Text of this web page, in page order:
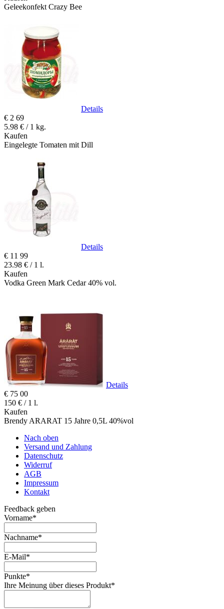
Geleekonfekt Crazy Bee
Details
€ 2 69
5.98 € / 1 kg.
Kaufen
Eingelegte Tomaten mit Dill
Details
€ 11 99
23.98 € / 1 l.
Kaufen
Vodka Green Mark Cedar 40% vol.
Details
€ 75 00
150 € / 1 l.
Kaufen
Brendy ARARAT 15 Jahre 0,5L 40%vol
Nach oben
Versand und Zahlung
Datenschutz
Widerruf
AGB
Impressum
Kontakt
Feedback geben
Vorname*
Nachname*
E-Mail*
Punkte*
Ihre Meinung über dieses Produkt*